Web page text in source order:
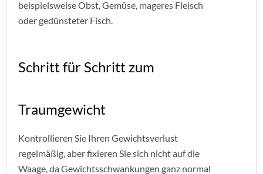
beispielsweise Obst, Gemüse, mageres Fleisch
oder gedünsteter Fisch.
Schritt für Schritt zum
Traumgewicht
Kontrollieren Sie Ihren Gewichtsverlust
regelmäßig, aber fixieren Sie sich nicht auf die
Waage, da Gewichtsschwankungen ganz normal